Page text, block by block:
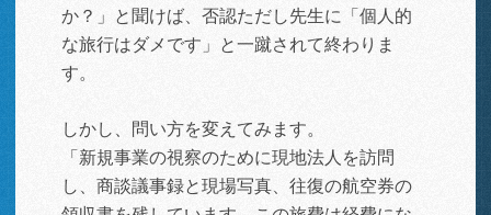
か？」と聞けば、否認ただし先生に「個人的
な旅行はダメです」と一蹴されて終わりま
す。
しかし、問い方を変えてみます。
「新規事業の視察のために現地法人を訪問
し、商談議事録と現場写真、往復の航空券の